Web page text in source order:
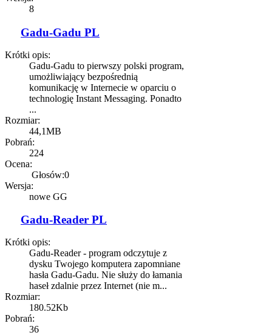
8
Gadu-Gadu PL
Krótki opis:
Gadu-Gadu to pierwszy polski program,
umożliwiający bezpośrednią
komunikację w Internecie w oparciu o
technologię Instant Messaging. Ponadto
...
Rozmiar:
44,1MB
Pobrań:
224
Ocena:
Głosów:0
Wersja:
nowe GG
Gadu-Reader PL
Krótki opis:
Gadu-Reader - program odczytuje z
dysku Twojego komputera zapomniane
hasła Gadu-Gadu. Nie służy do łamania
haseł zdalnie przez Internet (nie m...
Rozmiar:
180.52Kb
Pobrań:
36